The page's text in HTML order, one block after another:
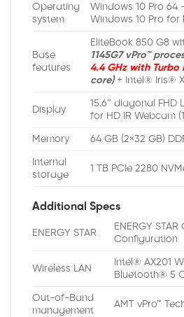
Operating
system
Windows 10 Pro 64
Windows 10 Pro for
Base
features
EliteBook 850 G8
1145G7 vPro™
4.4 GHz with Turbo
core)+ Intel® Iris®
Display
15.6″ diagonal FHD
for HD IR Webcam
Memory 64 GB (2×32 GB)
Internal
storage
1 TB PCIe 2280
Additional Specs
ENERGY STAR
ENERGY
Configuration
Wireless LAN
Intel® AX201
Bluetooth® 5
Out-of-Band
management
AMT vPro™